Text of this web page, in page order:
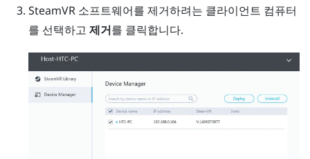
SteamVR소프트웨어를 제거하려는 클라이언트 컴퓨터
를 선택하고 제거를 클릭합니다.